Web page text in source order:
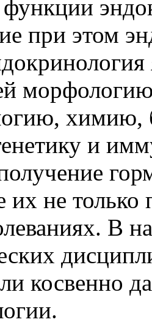
при этом
и
их не
В
косвенно